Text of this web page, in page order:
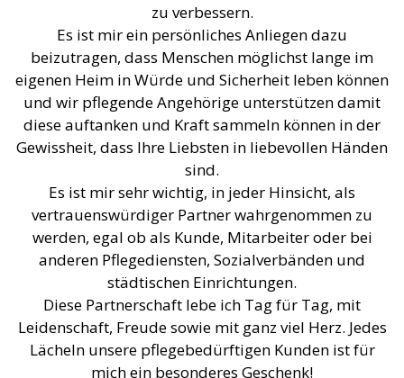
zu verbessern.
Es ist mir ein persönliches Anliegen dazu
beizutragen, dass Menschen möglichst lange im
eigenen Heim in Würde und Sicherheit leben können
und wir pflegende Angehörige unterstützen damit
diese auftanken und Kraft sammeln können in der
Gewissheit, dass Ihre Liebsten in liebevollen Händen
sind.
Es ist mir sehr wichtig, in jeder Hinsicht, als
vertrauenswürdiger Partner wahrgenommen zu
werden, egal ob als Kunde, Mitarbeiter oder bei
anderen Pflegediensten, Sozialverbänden und
städtischen Einrichtungen.
Diese Partnerschaft lebe ich Tag für Tag, mit
Leidenschaft, Freude sowie mit ganz viel Herz. Jedes
Lächeln unsere pflegebedürftigen Kunden ist für
mich ein besonderes Geschenk!